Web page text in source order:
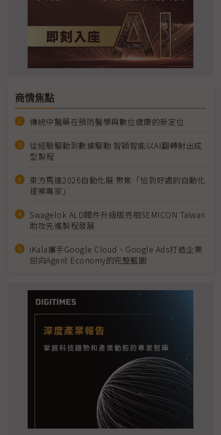
商情焦點
傳統中醫藥在預防醫學與數位健康的新定位
從經驗驅動到數據驅動 智穎智能以AI翻轉射出成
型製程
東方馬達2026自動化展 聚焦「恰到好處的自動化
提案專家」
Swagelok ALD閥件升級版亮相SEMICON Taiwan
助攻先進製程發展
iKala攜手Google Cloud、Google Ads打造企業
迎向Agent Economy的完整藍圖